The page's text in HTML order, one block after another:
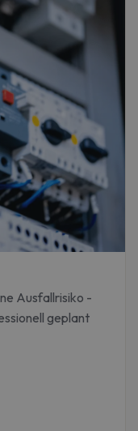
Ausfallrisiko -
geplant